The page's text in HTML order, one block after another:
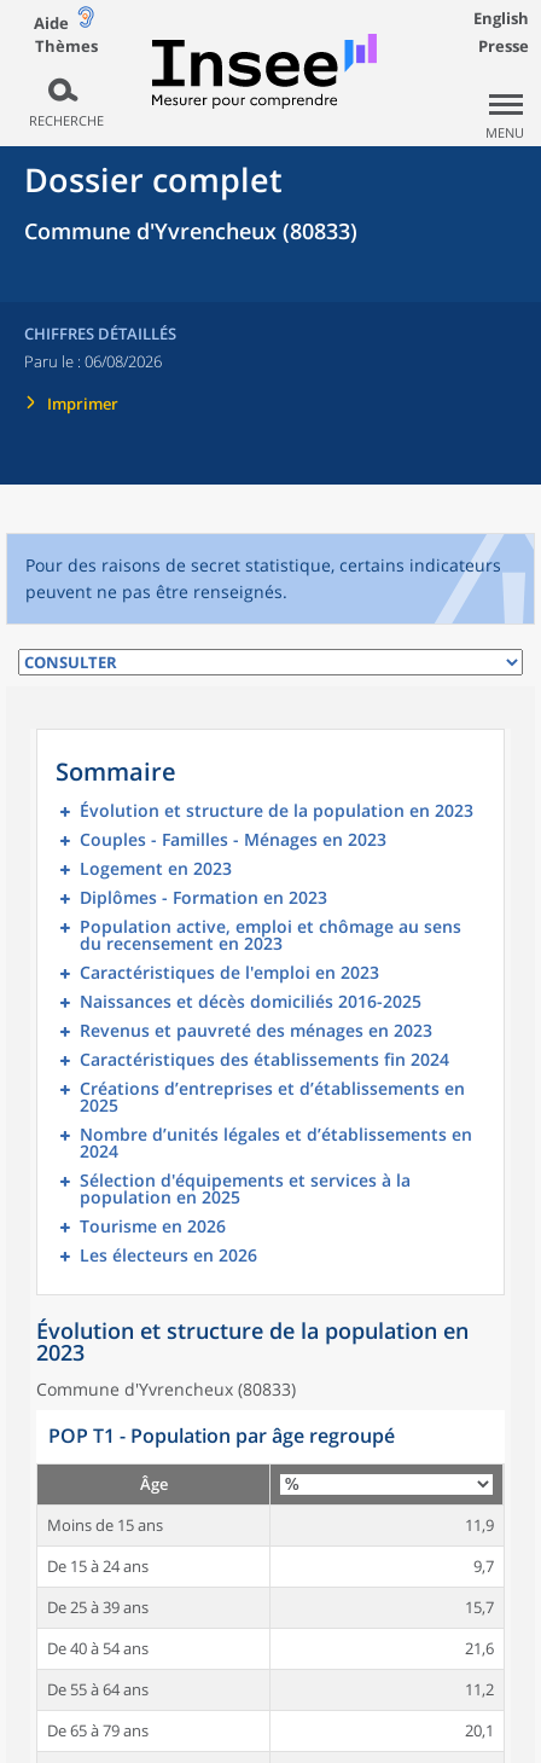
Aide
Thèmes
RECHERCHE
English
Presse
MENU
Dossier complet
Commune d'Yvrencheux (80833)
CHIFFRES DÉTAILLÉS
Paru le : 06/08/2026
Imprimer
Pour des raisons de secret statistique, certains indicateurs
peuvent ne pas être renseignés.
Sommaire
Évolution et structure de la population en 2023
Couples - Familles - Ménages en 2023
Logement en 2023
Diplômes - Formation en 2023
Population active, emploi et chômage au sens
du recensement en 2023
Caractéristiques de l'emploi en 2023
Naissances et décès domiciliés 2016-2025
Revenus et pauvreté des ménages en 2023
Caractéristiques des établissements fin 2024
Créations d’entreprises et d’établissements en
2025
Nombre d’unités légales et d’établissements en
2024
Sélection d'équipements et services à la
population en 2025
Tourisme en 2026
Les électeurs en 2026
Évolution et structure de la population en
2023
Commune d'Yvrencheux (80833)
POP T1 - Population par âge regroupé
Âge
Moins de 15 ans
11,9
De 15 à 24 ans
9,7
De 25 à 39 ans
15,7
De 40 à 54 ans
21,6
De 55 à 64 ans
11,2
De 65 à 79 ans
20,1